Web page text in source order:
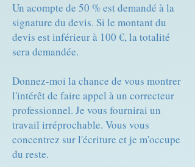
Un acompte de 50 % est demandé à la
signature du devis. Si le montant du
devis est inférieur à 100 €, la totalité
sera demandée.
Donnez-moi la chance de vous montrer
l'intérêt de faire appel à un correcteur
professionnel. Je vous fournirai un
travail irréprochable. Vous vous
concentrez sur l'écriture et je m'occupe
du reste.